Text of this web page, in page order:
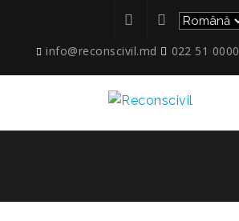
info@reconscivil.md 022 51 0000